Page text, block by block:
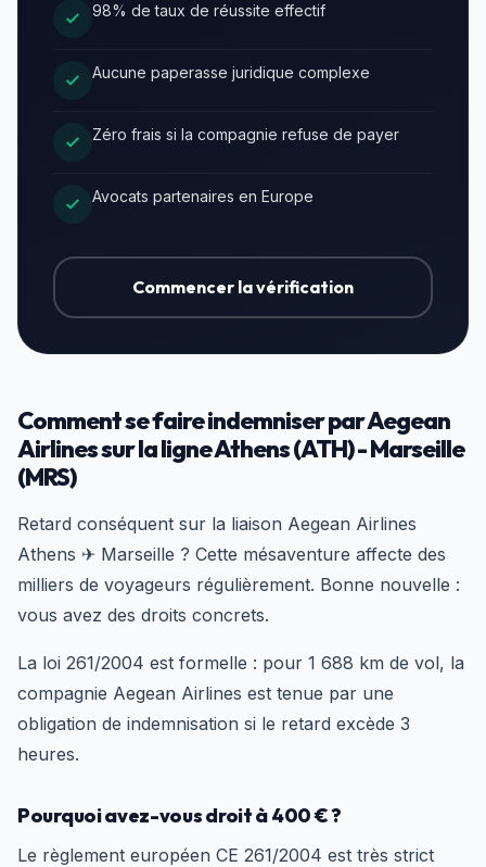
Comment se faire indemniser par Aegean
Airlines sur la ligne Athens (ATH) - Marseille
(MRS)
Retard conséquent sur la liaison Aegean Airlines
Athens ✈ Marseille ? Cette mésaventure affecte des
milliers de voyageurs régulièrement. Bonne nouvelle :
vous avez des droits concrets.
La loi 261/2004 est formelle : pour 1 688 km de vol, la
compagnie Aegean Airlines est tenue par une
obligation de indemnisation si le retard excède 3
heures.
Pourquoi avez-vous droit à 400 € ?
Le règlement européen CE 261/2004 est très strict
98% de taux de réussite effectif
Aucune paperasse juridique complexe
Zéro frais si la compagnie refuse de payer
Avocats partenaires en Europe
Commencer la vérification